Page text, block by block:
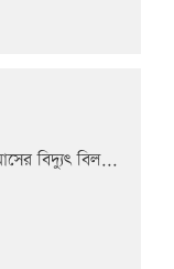
বিদ্যুৎ বিল...